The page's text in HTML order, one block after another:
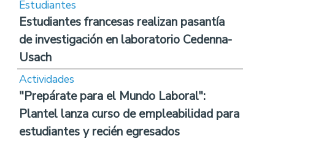
Estudiantes
Estudiantes francesas realizan pasantía
de investigación en laboratorio Cedenna-
Usach
Actividades
"Prepárate para el Mundo Laboral":
Plantel lanza curso de empleabilidad para
estudiantes y recién egresados